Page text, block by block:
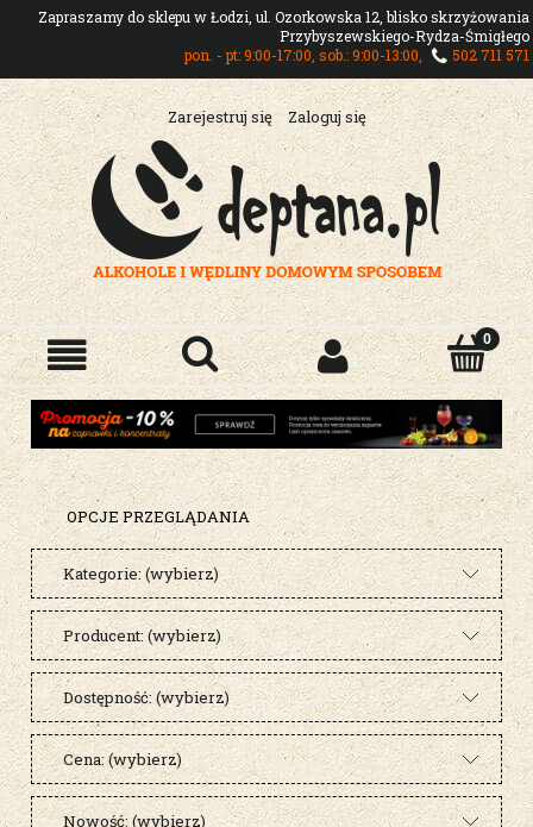
Zapraszamy do sklepu w Łodzi, ul. Ozorkowska 12, blisko skrzyżowania
Przybyszewskiego-Rydza-Śmigłego
pon. - pt: 9:00-17:00, sob.: 9:00-13:00,
502 711 571
Zarejestruj się Zaloguj się
OPCJE PRZEGLĄDANIA
Kategorie: (wybierz)
Producent: (wybierz)
Dostępność: (wybierz)
Cena: (wybierz)
Nowość: (wybierz)